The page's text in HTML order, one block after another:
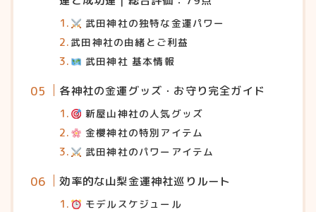
武田神社の独特な金運パワー
武田神社の由緒とご利益
武田神社 基本情報
各神社の金運グッズ・お守り完全ガイド
新屋山神社の人気グッズ
金櫻神社の特別アイテム
武田神社のパワーアイテム
効率的な山梨金運神社巡りルート
モデルスケジュール